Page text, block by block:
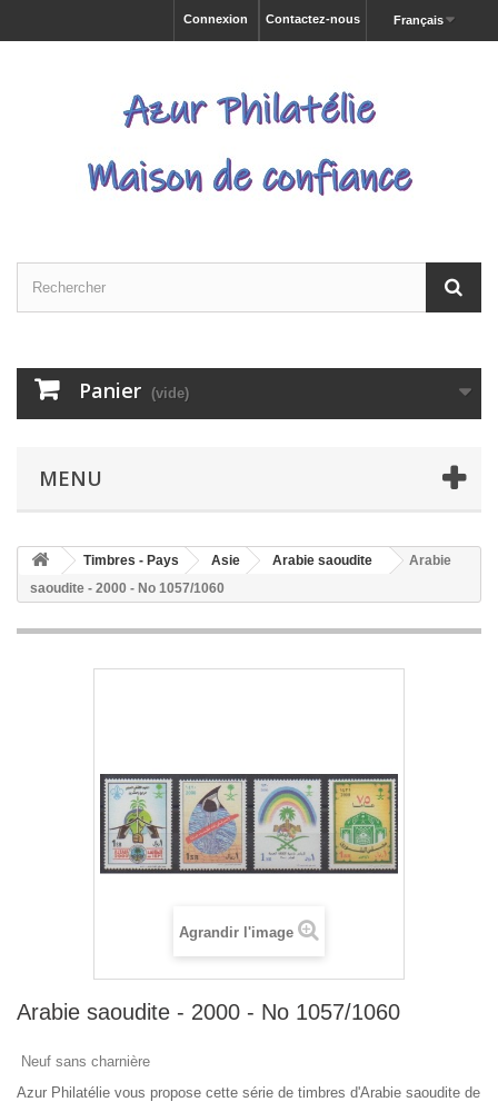
Français
Contactez-nous
Connexion
Panier (vide)
MENU
Timbres - Pays Asie Arabie saoudite
Arabie
saoudite - 2000 - No 1057/1060
Agrandir l'image
Arabie saoudite - 2000 - No 1057/1060
Neuf sans charnière
Azur Philatélie vous propose cette série de timbres d'Arabie saoudite de